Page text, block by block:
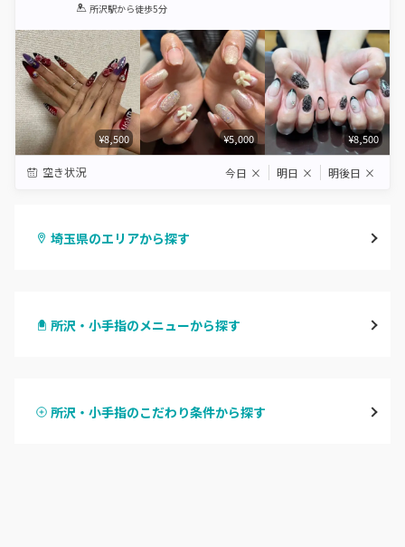
1 2 3 4 5
所沢駅から徒歩5分
¥8,500 ¥5,000 ¥8,500
空き状況 今日 × 明日 × 明後日 ×
埼玉県のエリアから探す
与野
所沢・小手指のメニューから探す
ハンドスカルプ
所沢・小手指のこだわり条件から探す